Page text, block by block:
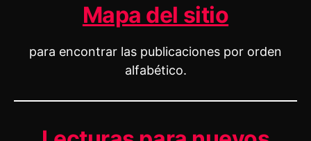
Mapa del sitio
para encontrar las publicaciones por orden
alfabético.